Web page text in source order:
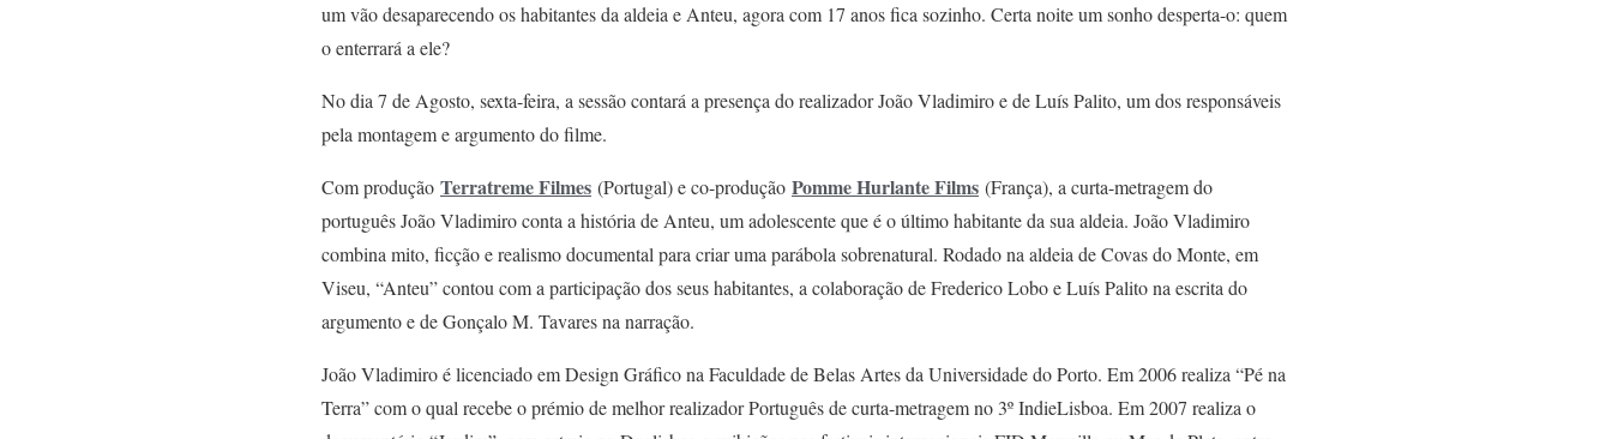
um vão desaparecendo os habitantes da aldeia e Anteu, agora com 17 anos fica sozinho. Certa noite um sonho desperta-o: quem
o enterrará a ele?
No dia 7 de Agosto, sexta-feira, a sessão contará a presença do realizador João Vladimiro e de Luís Palito, um dos responsáveis
pela montagem e argumento do filme.
Com produção Terratreme Filmes (Portugal) e co-produção Pomme Hurlante Films (França), a curta-metragem do
português João Vladimiro conta a história de Anteu, um adolescente que é o último habitante da sua aldeia. João Vladimiro
combina mito, ficção e realismo documental para criar uma parábola sobrenatural. Rodado na aldeia de Covas do Monte, em
Viseu, “Anteu” contou com a participação dos seus habitantes, a colaboração de Frederico Lobo e Luís Palito na escrita do
argumento e de Gonçalo M. Tavares na narração.
João Vladimiro é licenciado em Design Gráfico na Faculdade de Belas Artes da Universidade do Porto. Em 2006 realiza “Pé na
Terra” com o qual recebe o prémio de melhor realizador Português de curta-metragem no 3º IndieLisboa. Em 2007 realiza o